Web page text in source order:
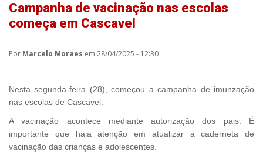
Campanha de vacinação nas escolas
começa em Cascavel
Por Marcelo Moraes em 28/04/2025 - 12:30
Nesta segunda-feira (28), começou a campanha de imunzação
nas escolas de Cascavel.
A vacinação acontece mediante autorização dos pais. É
importante que haja atenção em atualizar a caderneta de
vacinação das crianças e adolescentes.